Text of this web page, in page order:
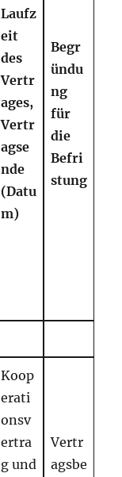
Laufz
eit
des
Vertr
ages,
Vertr
agse
nde
(Datu
m)
Begr
ündu
ng
für
die
Befri
stung
Koop
erati
onsv
ertra
g und
Vertr
agsbe